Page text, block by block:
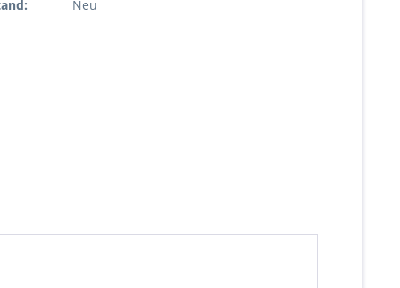
Neu